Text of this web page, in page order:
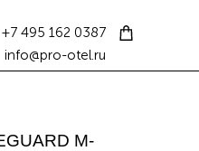
+7 495 162 0387
info@pro-otel.ru
M-